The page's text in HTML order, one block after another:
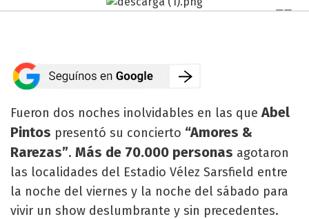
Fueron dos noches inolvidables en las queAbel
Pintos presentó su concierto “Amores &
Rarezas”. Más de 70.000 personas agotaron
las localidades del Estadio Vélez Sarsfield entre
la noche del viernes y la noche del sábado para
vivir un show deslumbrante y sin precedentes.